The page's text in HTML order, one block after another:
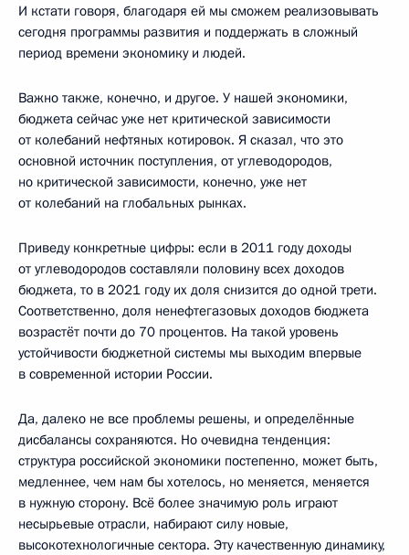
И кстати говоря, благодаря ей мы сможем реализовывать
сегодня программы развития и поддержать в сложный
период времени экономику и людей.
Важно также, конечно, и другое. У нашей экономики,
бюджета сейчас уже нет критической зависимости
от колебаний нефтяных котировок. Я сказал, что это
основной источник поступления, от углеводородов,
но критической зависимости, конечно, уже нет
от колебаний на глобальных рынках.
Приведу конкретные цифры: если в 2011 году доходы
от углеводородов составляли половину всех доходов
бюджета, то в 2021 году их доля снизится до одной трети.
Соответственно, доля ненефтегазовых доходов бюджета
возрастёт почти до 70 процентов. На такой уровень
устойчивости бюджетной системы мы выходим впервые
в современной истории России.
Да, далеко не все проблемы решены, и определённые
дисбалансы сохраняются. Но очевидна тенденция:
структура российской экономики постепенно, может быть,
медленнее, чем нам бы хотелось, но меняется, меняется
в нужную сторону. Всё более значимую роль играют
несырьевые отрасли, набирают силу новые,
высокотехнологичные сектора. Эту качественную динамику,